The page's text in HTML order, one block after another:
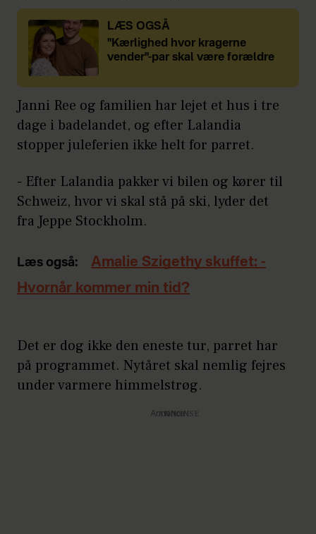
LÆS OGSÅ
"Kærlighed hvor kragerne
vender"-par skal være forældre
Janni Ree og familien har lejet et hus i tre
dage i badelandet, og efter Lalandia
stopper juleferien ikke helt for parret.
- Efter Lalandia pakker vi bilen og kører til
Schweiz, hvor vi skal stå på ski, lyder det
fra Jeppe Stockholm.
Læs også:
Amalie Szigethy skuffet: -
Hvornår kommer min tid?
Det er dog ikke den eneste tur, parret har
på programmet. Nytåret skal nemlig fejres
under varmere himmelstrøg.
Annonce